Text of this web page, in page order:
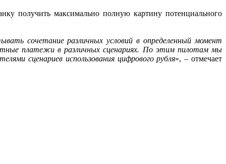
получить максимально полную картину потенциального
сочетание различных условий в определенный момент
платежи в различных сценариях. По этим пилотам мы
сценариев использования цифрового рубля», – отмечает